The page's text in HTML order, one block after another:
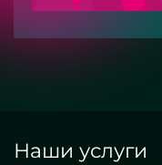
Наши услуги